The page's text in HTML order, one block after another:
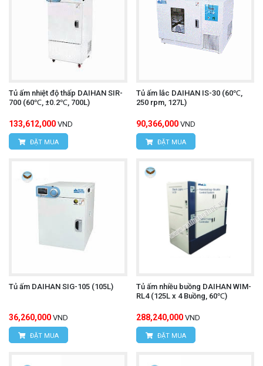
Tủ ấm nhiệt độ thấp DAIHAN SIR-
700 (60℃, ±0.2℃, 700L)
133,612,000 VND
ĐẶT MUA
Tủ ấm lắc DAIHAN IS-30 (60℃,
250 rpm, 127L)
90,366,000 VND
ĐẶT MUA
Tủ ấm DAIHAN SIG-105 (105L)
36,260,000 VND
ĐẶT MUA
Tủ ấm nhiều buồng DAIHAN WIM-
RL4 (125L x 4 Buồng, 60℃)
288,240,000 VND
ĐẶT MUA